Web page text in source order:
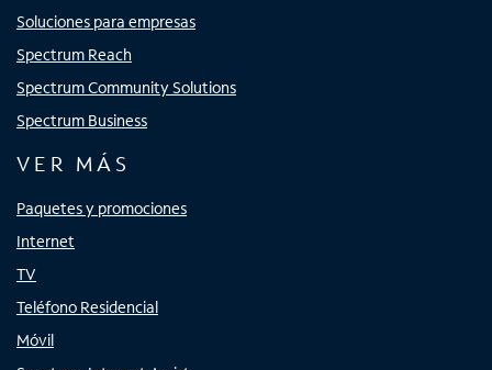
Soluciones para empresas
Spectrum Reach
Spectrum Community Solutions
Spectrum Business
VER MÁS
Paquetes y promociones
Internet
TV
Teléfono Residencial
Móvil